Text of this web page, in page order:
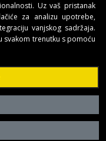
D.O.O.
(uplaćen u cjelosti)
Uz vaš pristanak
za analizu upotrebe,
vanjskog sadržaja.
svakom trenutku s pomoću